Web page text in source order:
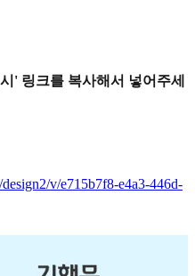
' 링크를 복사해서 넣어주세
v/e715b7f8-e4a3-446d-